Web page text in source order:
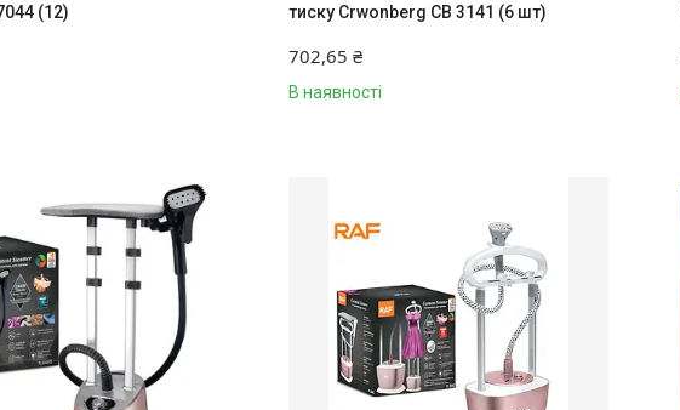
(12)
тиску Crwonberg CB 3141 (6 шт)
702,65 ₴
В наявності